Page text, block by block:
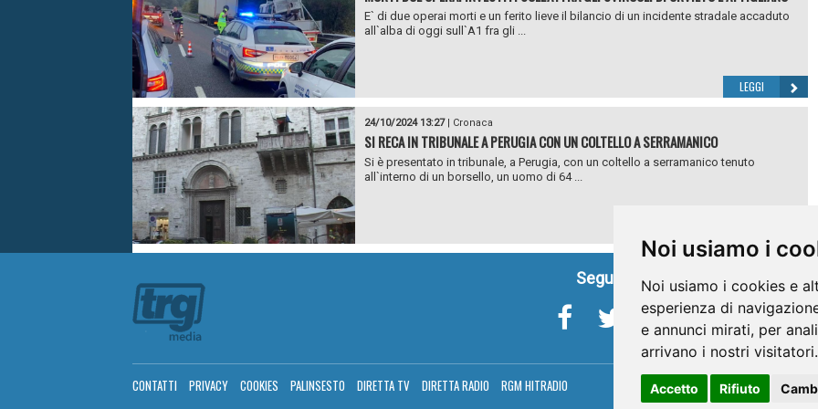
Noi usiamo i
Noi usiamo i cookies e
esperienza di
e annunci mirati, per
arrivano i nostri visitatori.
Accetto Rifiuto
E` di due operai morti e un ferito lieve il bilancio di un incidente stradale accaduto
all`alba di oggi sull`A1 fra gli ...
LEGGI
24/10/2024 13:27| Cronaca
SI RECA IN TRIBUNALE A PERUGIA CON UN COLTELLO A SERRAMANICO
Si è presentato in tribunale, a Perugia, con un coltello a serramanico tenuto
all`interno di un borsello, un uomo di 64 ...
Seguici su
CONTATTI PRIVACY COOKIES PALINSESTO DIRETTA TV DIRETTA RADIO RGM HITRADIO
Umbria